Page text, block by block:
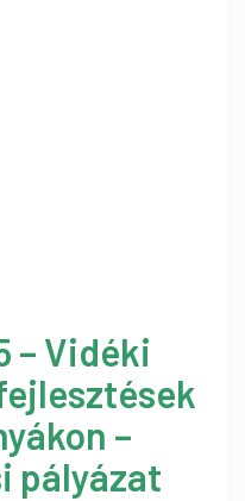
– Vidéki
–
pályázat